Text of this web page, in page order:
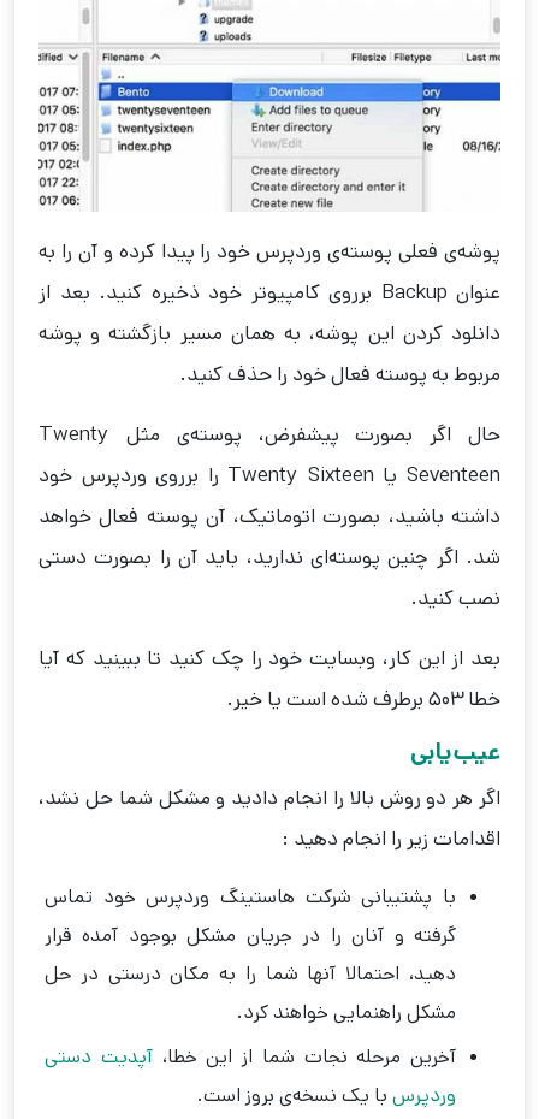
پوشه‌ی فعلی پوسته‌ی وردپرس خود را پیدا کرده و آن را به
عنوان Backup برروی کامپیوتر خود ذخیره کنید. بعد از
دانلود کردن این پوشه‌، به همان مسیر بازگشته و پوشه
مربوط به پوسته فعال خود را حذف کنید.
حال اگر بصورت پیشفرض، پوسته‌ی مثل Twenty
Seventeen یا Twenty Sixteen را برروی وردپرس خود
داشته باشید، بصورت اتوماتیک، آن پوسته فعال خواهد
شد. اگر چنین پوسته‌ای ندارید، باید آن را بصورت دستی
نصب کنید.
بعد از این کار، وبسایت خود را چک کنید تا ببینید که آیا
خطا 503 برطرف شده است یا خیر.
عیب‌یابی
اگر هر دو روش بالا را انجام دادید و مشکل شما حل نشد،
اقدامات زیر را انجام دهید :‌
با پشتیبانی شرکت هاستینگ وردپرس خود تماس
گرفته و آنان را در جریان مشکل بوجود آمده قرار
دهید، احتمالا آنها شما را به مکان درستی در حل
مشکل راهنمایی خواهند کرد.
آخرین مرحله نجات شما از این خطا،آپدیت دستی
وردپرس با یک نسخه‌ی بروز است.